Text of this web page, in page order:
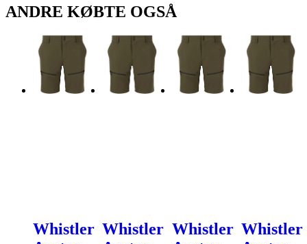
ANDRE KØBTE OGSÅ
Whistler Whistler Whistler Whistler